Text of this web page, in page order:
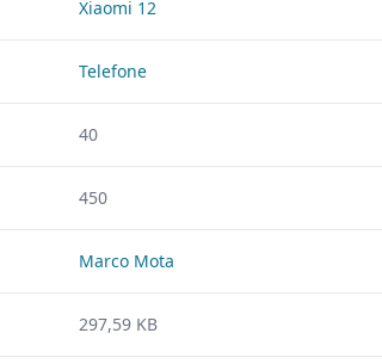
Xiaomi 12
Telefone
40
450
Marco Mota
297,59 KB